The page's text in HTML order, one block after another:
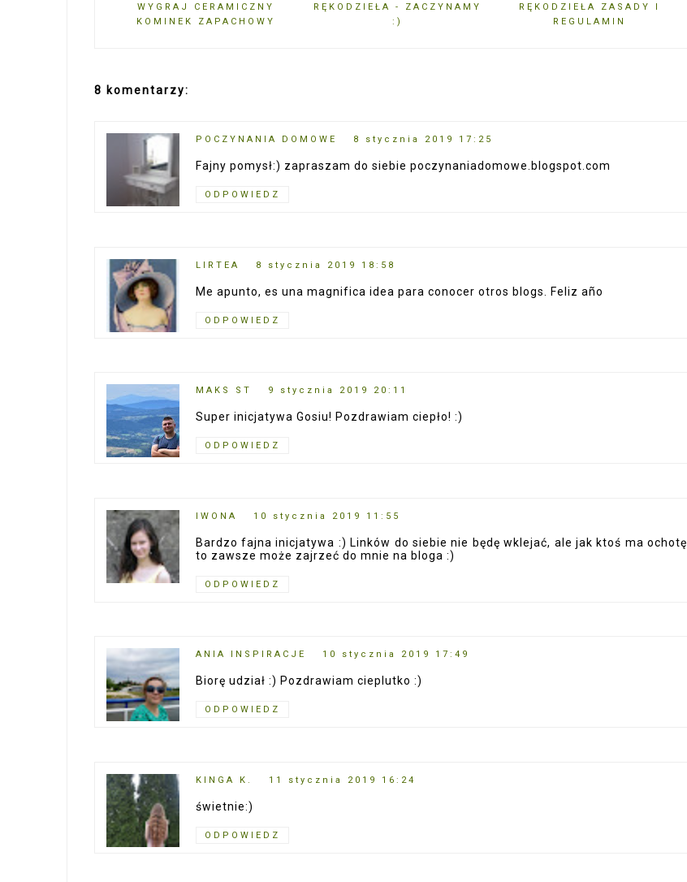
WYGRAJ CERAMICZNY
KOMINEK ZAPACHOWY
RĘKODZIEŁA - ZACZYNAMY
:)
RĘKODZIEŁA ZASADY I
REGULAMIN
8 komentarzy:
POCZYNANIA DOMOWE 8 stycznia 2019 17:25
Fajny pomysł:) zapraszam do siebie poczynaniadomowe.blogspot.com
ODPOWIEDZ
LIRTEA 8 stycznia 2019 18:58
Me apunto, es una magnifica idea para conocer otros blogs. Feliz año
ODPOWIEDZ
MAKS ST 9 stycznia 2019 20:11
Super inicjatywa Gosiu! Pozdrawiam ciepło! :)
ODPOWIEDZ
IWONA 10 stycznia 2019 11:55
Bardzo fajna inicjatywa :) Linków do siebie nie będę wklejać, ale jak ktoś ma ochotę
to zawsze może zajrzeć do mnie na bloga :)
ODPOWIEDZ
ANIA INSPIRACJE 10 stycznia 2019 17:49
Biorę udział :) Pozdrawiam cieplutko :)
ODPOWIEDZ
KINGA K. 11 stycznia 2019 16:24
świetnie:)
ODPOWIEDZ